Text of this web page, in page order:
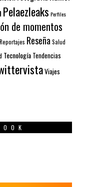
Pelaezleaks Perfiles
de momentos
Reportajes ReseñaSalud
Tecnología Tendencias
Viajes